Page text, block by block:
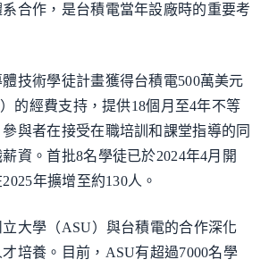
合作，是台積電當年設廠時的重要考
技術學徒計畫獲得台積電500萬美元
）的經費支持，提供18個月至4年不等
與者在接受在職培訓和課堂指導的同
資。首批8名學徒已於2024年4月開
年擴增至約130人。
大學（ASU）與台積電的合作深化
培養。目前，ASU有超過7000名學